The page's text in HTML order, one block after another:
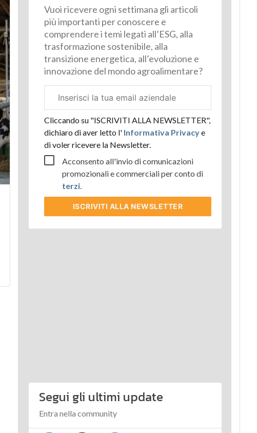
Vuoi ricevere ogni settimana gli articoli
più importanti per conoscere e
comprendere i temi legati all’ESG, alla
trasformazione sostenibile, alla
transizione energetica, all’evoluzione e
innovazione del mondo agroalimentare?
aziendale
Cliccando su "ISCRIVITI ALLA NEWSLETTER",
dichiaro di aver letto l'Informativa Privacye
di voler ricevere la Newsletter.
Acconsento all'invio di comunicazioni
promozionali e commerciali per conto di
terzi.
ISCRIVITI ALLA NEWSLETTER
Segui gli ultimi update
Entra nella community